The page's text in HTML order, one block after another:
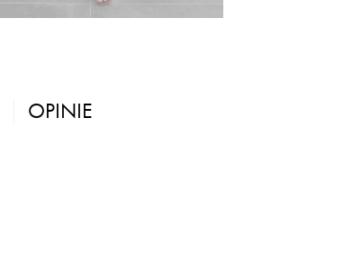
OPINIE